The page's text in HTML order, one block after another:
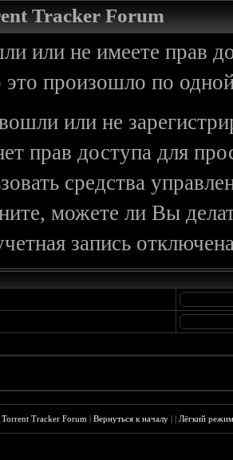
Tracker Forum
или не имеете прав
произошло по
или не
прав доступа для
средства
можете ли Вы
запись
Tracker Forum |Вернуться к началу ||Лёгкий